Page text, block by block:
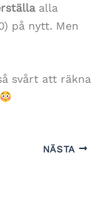
alla
på nytt. Men
svårt att räkna
NÄSTA